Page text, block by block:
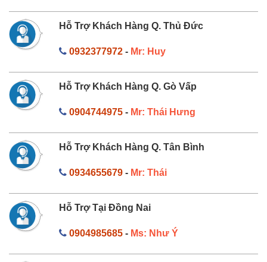
Hỗ Trợ Khách Hàng Q. Thủ Đức
0932377972- Mr: Huy
Hỗ Trợ Khách Hàng Q. Gò Vấp
0904744975- Mr: Thái Hưng
Hỗ Trợ Khách Hàng Q. Tân Bình
0934655679- Mr: Thái
Hỗ Trợ Tại Đồng Nai
0904985685- Ms: Như Ý